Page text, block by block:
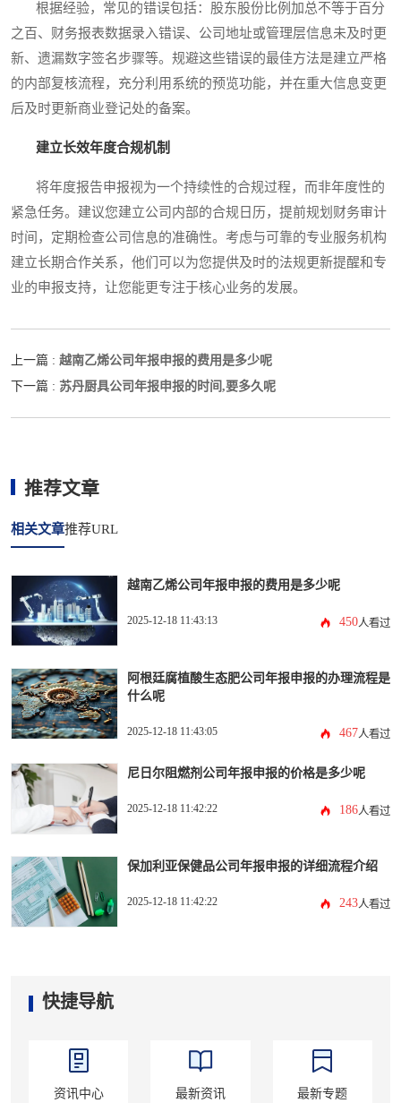
根据经验，常见的错误包括：股东股份比例加总不等于百分
之百、财务报表数据录入错误、公司地址或管理层信息未及时更
新、遗漏数字签名步骤等。规避这些错误的最佳方法是建立严格
的内部复核流程，充分利用系统的预览功能，并在重大信息变更
后及时更新商业登记处的备案。
建立长效年度合规机制
将年度报告申报视为一个持续性的合规过程，而非年度性的
紧急任务。建议您建立公司内部的合规日历，提前规划财务审计
时间，定期检查公司信息的准确性。考虑与可靠的专业服务机构
建立长期合作关系，他们可以为您提供及时的法规更新提醒和专
业的申报支持，让您能更专注于核心业务的发展。
上一篇 : 越南乙烯公司年报申报的费用是多少呢
下一篇 : 苏丹厨具公司年报申报的时间,要多久呢
推荐文章
相关文章推荐URL
越南乙烯公司年报申报的费用是多少呢
2025-12-18 11:43:13 450人看过
阿根廷腐植酸生态肥公司年报申报的办理流程是
什么呢
2025-12-18 11:43:05 467人看过
尼日尔阻燃剂公司年报申报的价格是多少呢
2025-12-18 11:42:22 186人看过
保加利亚保健品公司年报申报的详细流程介绍
2025-12-18 11:42:22 243人看过
快捷导航
资讯中心 最新资讯 最新专题